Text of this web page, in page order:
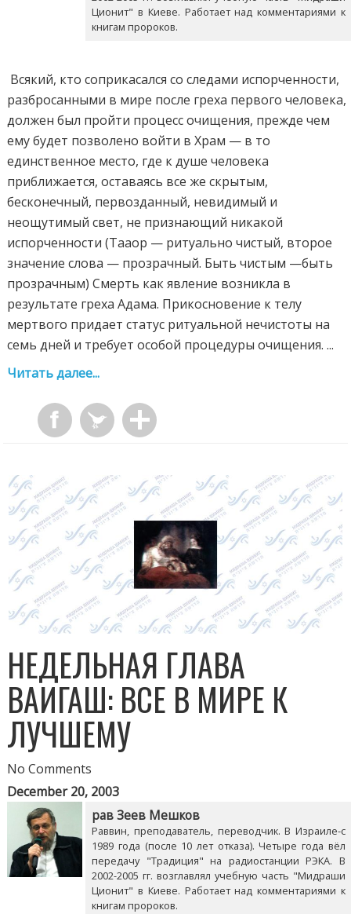
Ционит" в Киеве. Работает над комментариями к
книгам пророков.
Всякий, кто соприкасался со следами испорченности,
разбросанными в мире после греха первого человека,
должен был пройти процесс очищения, прежде чем
ему будет позволено войти в Храм — в то
единственное место, где к душе человека
приближается, оставаясь все же скрытым,
бесконечный, первозданный, невидимый и
неощутимый свет, не признающий никакой
испорченности (Тааор — ритуально чистый, второе
значение слова — прозрачный. Быть чистым —быть
прозрачным) Смерть как явление возникла в
результате греха Адама. Прикосновение к телу
мертвого придает статус ритуальной нечистоты на
семь дней и требует особой процедуры очищения. ...
Читать далее...
НЕДЕЛЬНАЯ ГЛАВА
ВАИГАШ: ВСЕ В МИРЕ К
ЛУЧШЕМУ
No Comments
December 20, 2003
рав Зеев Мешков
Раввин, преподаватель, переводчик. В Израиле-с
1989 года (после 10 лет отказа). Четыре года вёл
передачу "Традиция" на радиостанции РЭКА. В
2002-2005 гг. возглавлял учебную часть "Мидраши
Ционит" в Киеве. Работает над комментариями к
книгам пророков.